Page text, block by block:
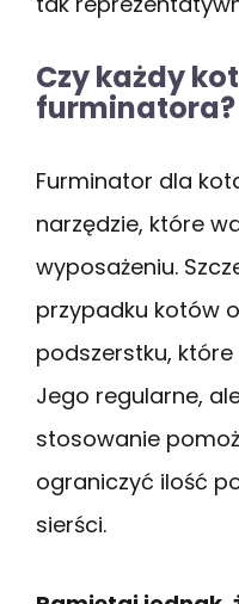
Czy każdy
furminatora?
Furminator dla
narzędzie, które
wyposażeniu.
przypadku kotów
podszerstku,
Jego regularne,
stosowanie
ograniczyć ilość
sierści.